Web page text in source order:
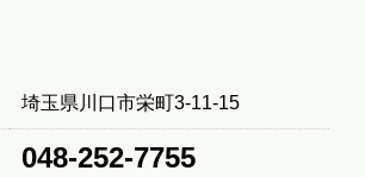
埼玉県川口市栄町3-11-15
048-252-7755